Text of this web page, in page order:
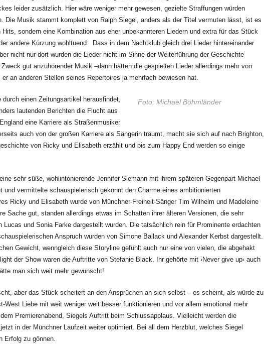
leider zusätzlich. Hier wäre weniger mehr gewesen, gezielte Straffungen würden
Die Musik stammt komplett von Ralph Siegel, anders als der Titel vermuten lässt, ist es
sondern eine Kombination aus eher unbekannteren Liedern und extra für das Stück
andere Kürzung wohltuend: Dass in dem Nachtklub gleich drei Lieder hintereinander
nicht nur dort wurden die Lieder nicht im Sinne der Weiterführung der Geschichte
gut anzuhörender Musik –dann hätten die gespielten Lieder allerdings mehr von
an anderen Stellen seines Repertoires ja mehrfach bewiesen hat.
Foto: Michael Böhmländer
einen Zeitungsartikel herausfindet,
lautenden Berichten die Flucht aus
eine Karriere als Straßenmusiker
auch von der großen Karriere als Sängerin träumt, macht sie sich auf nach Brighton,
von Ricky und Elisabeth erzählt und bis zum Happy End werden so einige
sehr süße, wohlintonierende Jennifer Siemann mit ihrem späteren Gegenpart Michael
und vermittelte schauspielerisch gekonnt den Charme eines ambitionierten
Ricky und Elisabeth wurde von Münchner-Freiheit-Sänger Tim Wilhelm und Madeleine
Sache gut, standen allerdings etwas im Schatten ihrer älteren Versionen, die sehr
und Sonia Farke dargestellt wurden. Die tatsächlich rein für Prominente erdachten
Anspruch wurden von Simone Ballack und Alexander Kerbst dargestellt.
Gewicht, wenngleich diese Storyline gefühlt auch nur eine von vielen, die abgehakt
der Show waren die Auftritte von Stefanie Black. Ihr gehörte mit ›Never give up‹ auch
man sich weit mehr gewünscht!
aber das Stück scheitert an den Ansprüchen an sich selbst – es scheint, als würde zu
West Liebe mit weit weniger weit besser funktionieren und vor allem emotional mehr
Premierenabend, Siegels Auftritt beim Schlussapplaus. Vielleicht werden die
in der Münchner Laufzeit weiter optimiert. Bei all dem Herzblut, welches Siegel
Erfolg zu gönnen.